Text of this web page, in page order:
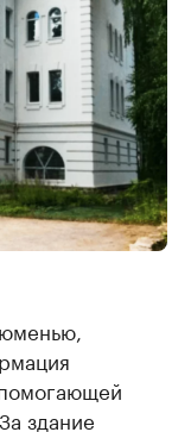
здание